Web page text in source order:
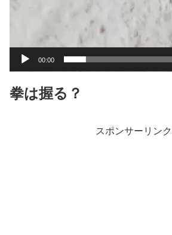
00:00
拳は握る？
スポンサーリンク